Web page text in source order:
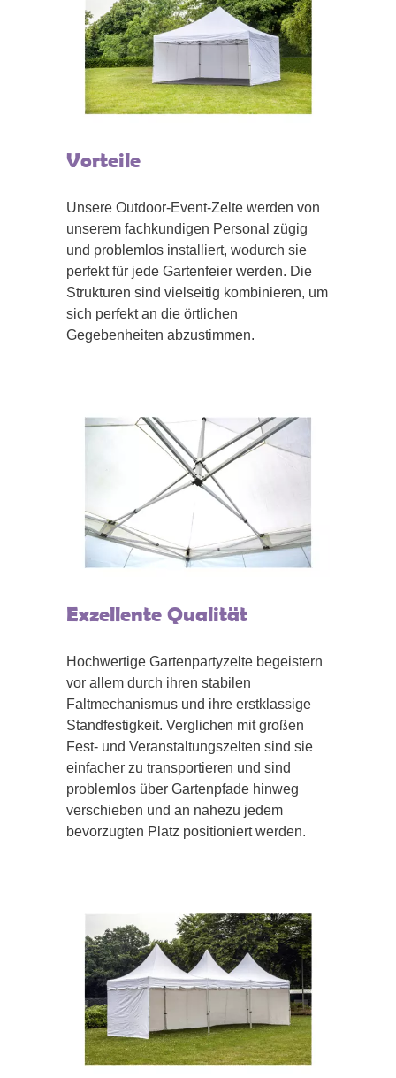
Vorteile
Unsere Outdoor-Event-Zelte werden von
unserem fachkundigen Personal zügig
und problemlos installiert, wodurch sie
perfekt für jede Gartenfeier werden. Die
Strukturen sind vielseitig kombinieren, um
sich perfekt an die örtlichen
Gegebenheiten abzustimmen.
Exzellente Qualität
Hochwertige Gartenpartyzelte begeistern
vor allem durch ihren stabilen
Faltmechanismus und ihre erstklassige
Standfestigkeit. Verglichen mit großen
Fest- und Veranstaltungszelten sind sie
einfacher zu transportieren und sind
problemlos über Gartenpfade hinweg
verschieben und an nahezu jedem
bevorzugten Platz positioniert werden.